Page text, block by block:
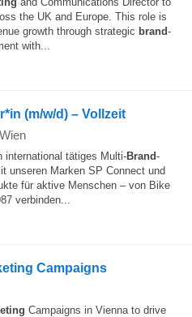
the UK and Europe. This role is
growth through strategic brand-
with...
(m/w/d) – Vollzeit
Wien
international tätiges Multi-Brand-
unseren Marken SP Connect und
für aktive Menschen – von Bike
verbinden...
Campaigns
Campaigns in Vienna to drive